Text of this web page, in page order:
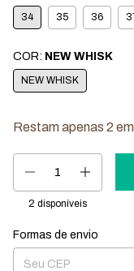
34 35 36
COR: NEW WHISK
NEW WHISK
Restam apenas 2
2 disponíveis
Entregas para o CEP:
Formas de envio